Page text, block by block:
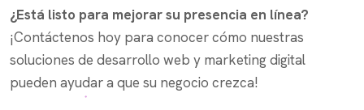
¿Está listo para mejorar su presencia en línea?
¡Contáctenos hoy para conocer cómo nuestras
soluciones de desarrollo web y marketing digital
pueden ayudar a que su negocio crezca!